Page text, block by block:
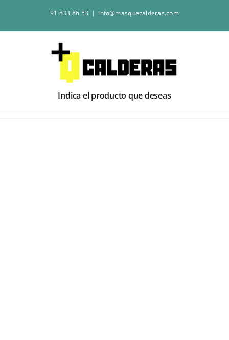
contenido
91 833 86 53 | info@masquecalderas.com
Indica el producto que deseas